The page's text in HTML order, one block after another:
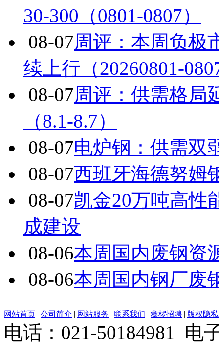
30-300（0801-0807）
08-07周评：本周负极
续上行（20260801-
08-07周评：供需格局
（8.1-8.7）
08-07电炉钢：供需双
08-07西班牙海德努姆
08-07凯金20万吨高性
成建设
08-06本周国内废钢资
08-06本周国内钢厂废
网站首页 | 公司简介 | 网站服务 | 联系我们 | 鑫椤招聘 | 版权隐私
电话：021-50184981 电